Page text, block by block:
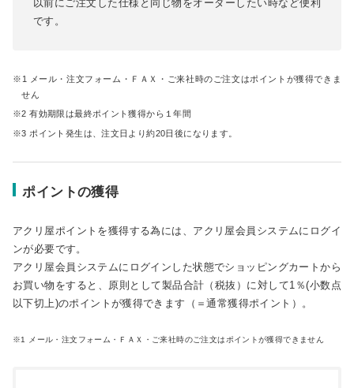
以前にご注文した仕様と同じ物をオーダーしたい時など便利
です。
1 メール・注文フォーム・ＦＡＸ・ご来社時のご注文はポイントが獲得できま
せん
2 有効期限は最終ポイント獲得から１年間
3 ポイント発生は、注文日より約20日後になります。
ポイントの獲得
アクリ屋ポイントを獲得する為には、アクリ屋会員システムにログイ
ンが必要です。
アクリ屋会員システムにログインした状態でショッピングカートから
お買い物をすると、原則として製品合計（税抜）に対して1％(小数点
以下切上)のポイントが獲得できます（＝通常獲得ポイント）。
1 メール・注文フォーム・ＦＡＸ・ご来社時のご注文はポイントが獲得できません